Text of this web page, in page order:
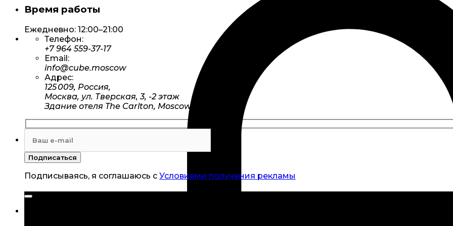
Время работы
Ежедневно: 12:00–21:00
Телефон:
+7 964 559-37-17
Email:
info@cube.moscow
Адрес:
125 009, Россия,
Москва, ул. Тверская, 3, -2 этаж
Здание отеля The Carlton, Moscow
Подписываясь, я соглашаюсь с Условиями получения рекламы